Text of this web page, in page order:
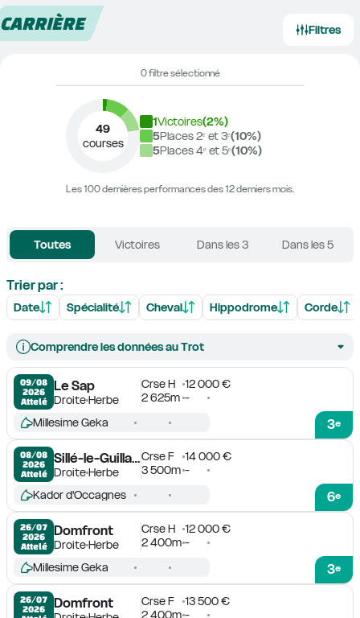
CARRIÈRE Filtres
0 filtre sélectionné
49
courses
1Victoires(2%)
5Places 2ᵉ et 3ᵉ(10%)
5Places 4ᵉ et 5ᵉ(10%)
Les 100 dernières performances des 12 derniers mois.
Toutes Victoires Dans les 3 Dans les 5
Trier par :
Date Spécialité Cheval Hippodrome Corde
Comprendre les données au Trot
09/08
2026
Attelé
Le Sap
DroiteHerbe
Crse H
12 000 €
2 625m -
3e
Millesime Geka
08/08
2026
Attelé
Sillé-le-Guillaume
DroiteHerbe
Crse F
14 000 €
3 500m -
6e
Kador d'Occagnes
26/07
2026
Attelé
Domfront
DroiteHerbe
Crse H
12 000 €
2 400m -
3e
Millesime Geka
26/07
2026
Domfront Crse F
13 500 €
2 400m -